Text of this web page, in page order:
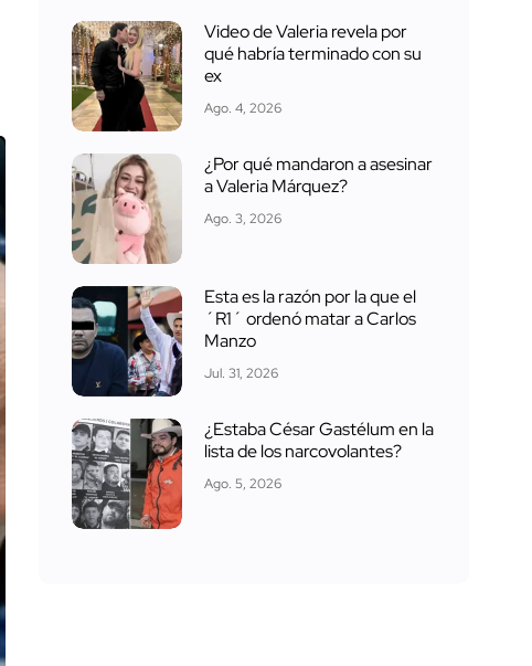
Video de Valeria revela por
qué habría terminado con su
ex
Ago. 4, 2026
¿Por qué mandaron a asesinar
a Valeria Márquez?
Ago. 3, 2026
Esta es la razón por la que el
´R1´ ordenó matar a Carlos
Manzo
Jul. 31, 2026
¿Estaba César Gastélum en la
lista de los narcovolantes?
Ago. 5, 2026